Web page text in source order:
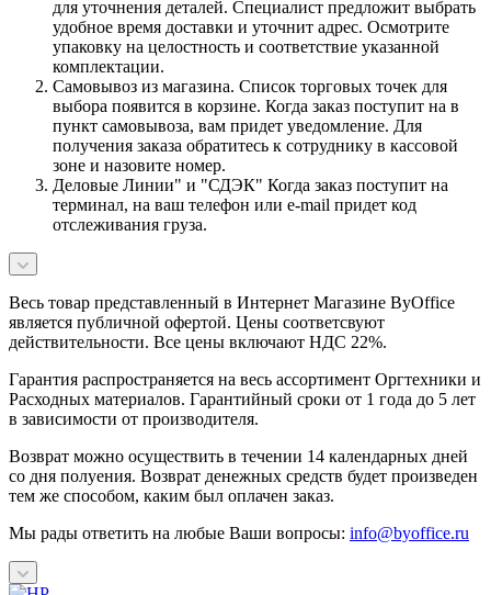
для уточнения деталей. Специалист предложит выбрать
удобное время доставки и уточнит адрес. Осмотрите
упаковку на целостность и соответствие указанной
комплектации.
Самовывоз из магазина. Список торговых точек для
выбора появится в корзине. Когда заказ поступит на в
пункт самовывоза, вам придет уведомление. Для
получения заказа обратитесь к сотруднику в кассовой
зоне и назовите номер.
Деловые Линии" и "СДЭК" Когда заказ поступит на
терминал, на ваш телефон или e-mail придет код
отслеживания груза.
Весь товар представленный в Интернет Магазине ByOffice
является публичной офертой. Цены соответсвуют
действительности. Все цены включают НДС 22%.
Гарантия распространяется на весь ассортимент Оргтехники и
Расходных материалов. Гарантийный сроки от 1 года до 5 лет
в зависимости от производителя.
Возврат можно осуществить в течении 14 календарных дней
со дня полуения. Возврат денежных средств будет произведен
тем же способом, каким был оплачен заказ.
Мы рады ответить на любые Ваши вопросы: info@byoffice.ru